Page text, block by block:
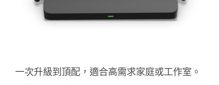
一次升級到頂配，適合高需求家庭或工作室。